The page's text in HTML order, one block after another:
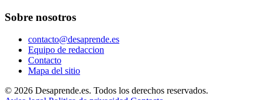
Sobre nosotros
contacto@desaprende.es
Equipo de redaccion
Contacto
Mapa del sitio
© 2026 Desaprende.es. Todos los derechos reservados.